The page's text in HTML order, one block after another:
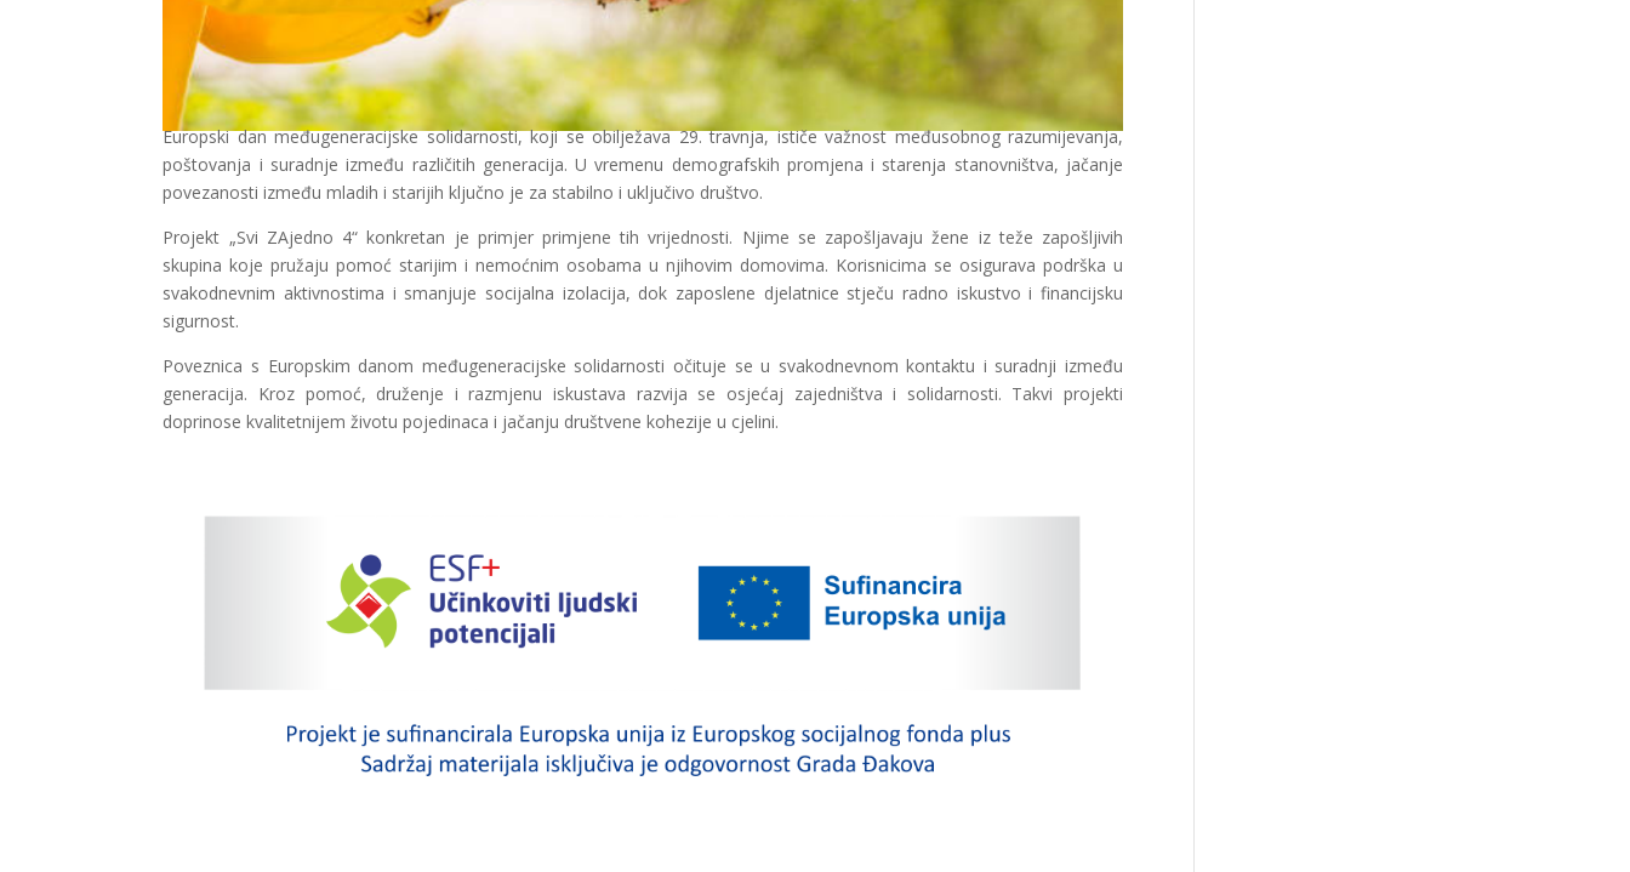
Europski dan međugeneracijske solidarnosti, koji se obilježava 29. travnja, ističe važnost međusobnog razumijevanja,
poštovanja i suradnje između različitih generacija. U vremenu demografskih promjena i starenja stanovništva, jačanje
povezanosti između mladih i starijih ključno je za stabilno i uključivo društvo.
Projekt „Svi ZAjedno 4“ konkretan je primjer primjene tih vrijednosti. Njime se zapošljavaju žene iz teže zapošljivih
skupina koje pružaju pomoć starijim i nemoćnim osobama u njihovim domovima. Korisnicima se osigurava podrška u
svakodnevnim aktivnostima i smanjuje socijalna izolacija, dok zaposlene djelatnice stječu radno iskustvo i financijsku
sigurnost.
Poveznica s Europskim danom međugeneracijske solidarnosti očituje se u svakodnevnom kontaktu i suradnji između
generacija. Kroz pomoć, druženje i razmjenu iskustava razvija se osjećaj zajedništva i solidarnosti. Takvi projekti
doprinose kvalitetnijem životu pojedinaca i jačanju društvene kohezije u cjelini.